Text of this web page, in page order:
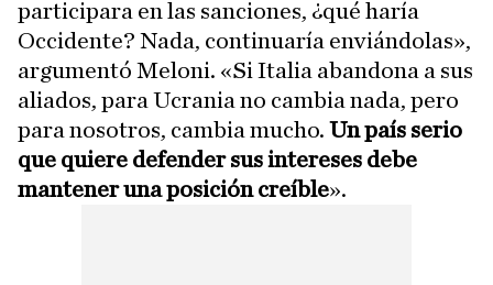
participara en las sanciones, ¿qué haría
Occidente? Nada, continuaría enviándolas»,
argumentó Meloni. «Si Italia abandona a sus
aliados, para Ucrania no cambia nada, pero
para nosotros, cambia mucho. Un país serio
que quiere defender sus intereses debe
mantener una posición creíble».